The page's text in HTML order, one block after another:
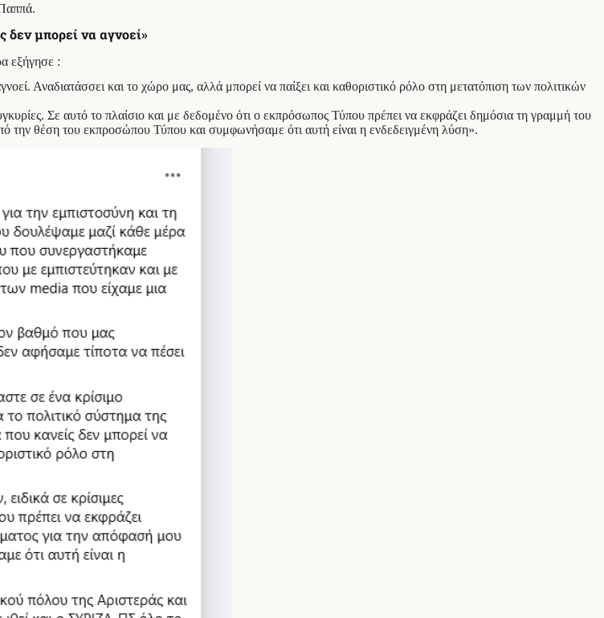
μπορεί να αγνοεί»
εξήγησε :
Αναδιατάσσει και το χώρο μας, αλλά μπορεί να παίξει και καθοριστικό ρόλο στη μετατόπιση των πολιτικών
Σε αυτό το πλαίσιο και με δεδομένο ότι ο εκπρόσωπος Τύπου πρέπει να εκφράζει δημόσια τη γραμμή του
θέση του εκπροσώπου Τύπου και συμφωνήσαμε ότι αυτή είναι η ενδεδειγμένη λύση».